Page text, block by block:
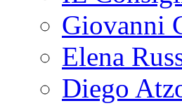
Giovanni
Elena
Diego